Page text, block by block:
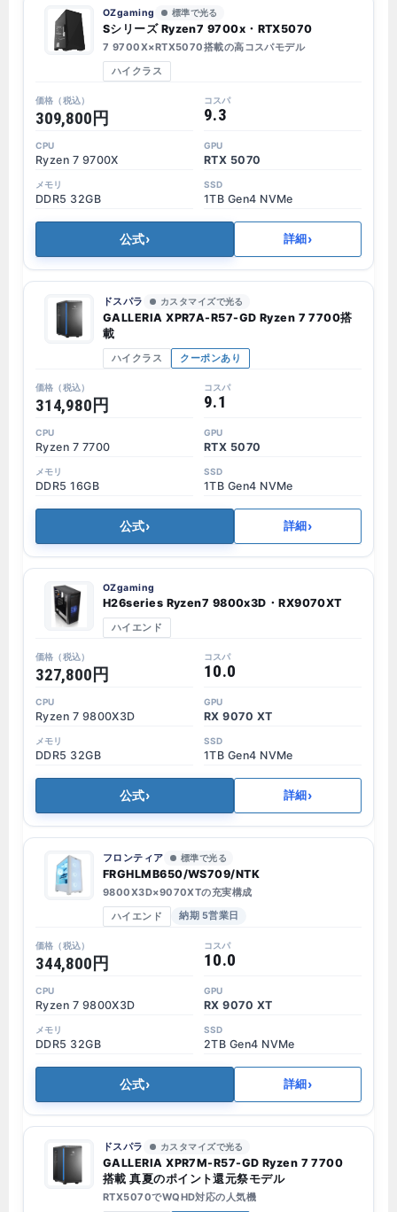
OZgaming 標準で光る
Sシリーズ Ryzen7 9700x・RTX5070
7 9700X×RTX5070搭載の高コスパモデル
ハイクラス
公式› 詳細›
309,800円 9.3
Ryzen 7 9700X RTX 5070
DDR5 32GB 1TB Gen4 NVMe
ドスパラ カスタマイズで光る
GALLERIA XPR7A-R57-GD Ryzen 7 7700搭
載
ハイクラス クーポンあり
公式› 詳細›
314,980円 9.1
Ryzen 7 7700 RTX 5070
DDR5 16GB 1TB Gen4 NVMe
OZgaming
H26series Ryzen7 9800x3D・RX9070XT
ハイエンド
公式› 詳細›
327,800円 10.0
Ryzen 7 9800X3D RX 9070 XT
DDR5 32GB 1TB Gen4 NVMe
フロンティア 標準で光る
FRGHLMB650/WS709/NTK
9800X3D×9070XTの充実構成
ハイエンド
納期 5営業日
公式› 詳細›
344,800円 10.0
Ryzen 7 9800X3D RX 9070 XT
DDR5 32GB 2TB Gen4 NVMe
ドスパラ カスタマイズで光る
GALLERIA XPR7M-R57-GD Ryzen 7 7700
搭載 真夏のポイント還元祭モデル
RTX5070でWQHD対応の人気機